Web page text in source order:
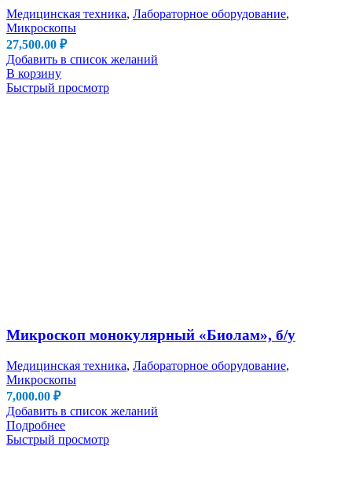
Медицинская техника, Лабораторное оборудование,
Микроскопы
27,500.00 ₽
Добавить в список желаний
В корзину
Быстрый просмотр
Микроскоп монокулярный «Биолам», б/у
Медицинская техника, Лабораторное оборудование,
Микроскопы
7,000.00 ₽
Добавить в список желаний
Подробнее
Быстрый просмотр